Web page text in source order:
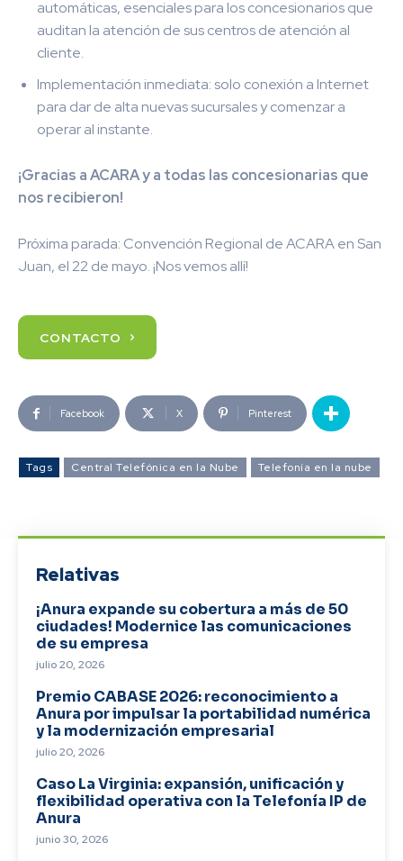
automáticas, esenciales para los concesionarios que
auditan la atención de sus centros de atención al
cliente.
Implementación inmediata: solo conexión a Internet
para dar de alta nuevas sucursales y comenzar a
operar al instante.
¡Gracias a ACARA y a todas las concesionarias que
nos recibieron!
Próxima parada: Convención Regional de ACARA en San
Juan, el 22 de mayo. ¡Nos vemos allí!
CONTACTO
Facebook X Pinterest
Tags Central Telefónica en la Nube Telefonía en la nube
Relativas
¡Anura expande su cobertura a más de 50
ciudades! Modernice las comunicaciones
de su empresa
julio 20, 2026
Premio CABASE 2026: reconocimiento a
Anura por impulsar la portabilidad numérica
y la modernización empresarial
julio 20, 2026
Caso La Virginia: expansión, unificación y
flexibilidad operativa con la Telefonía IP de
Anura
junio 30, 2026